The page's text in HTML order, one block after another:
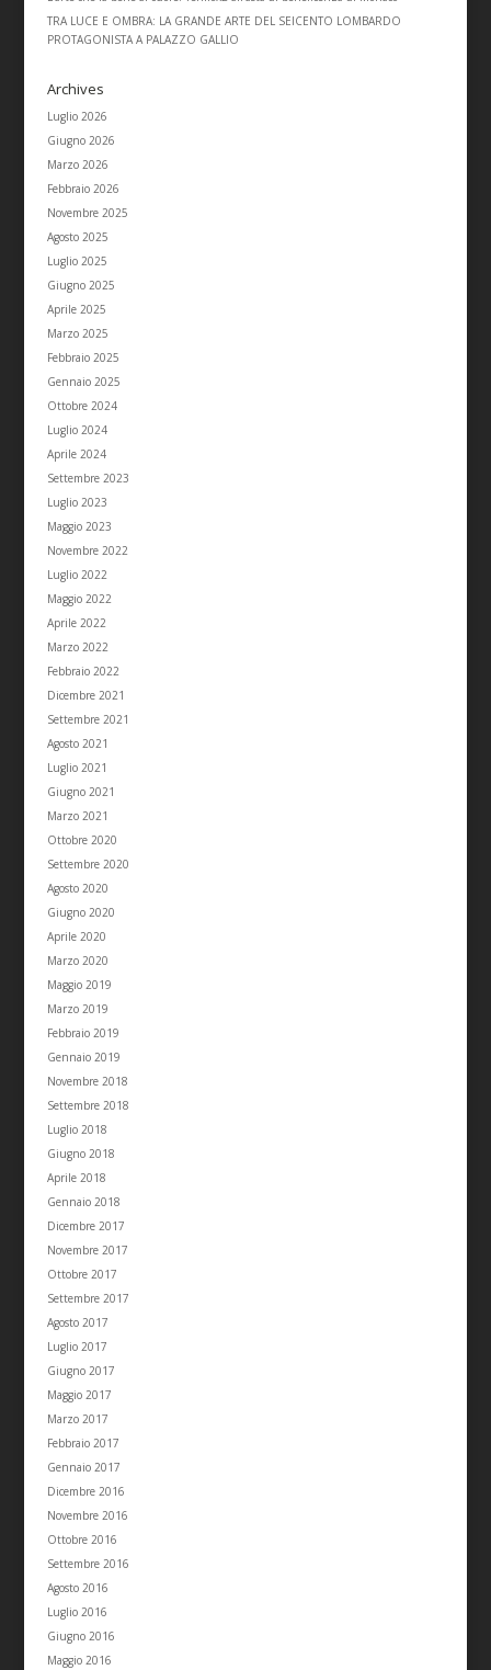
TRA LUCE E OMBRA: LA GRANDE ARTE DEL SEICENTO LOMBARDO
PROTAGONISTA A PALAZZO GALLIO
Archives
Luglio 2026
Giugno 2026
Marzo 2026
Febbraio 2026
Novembre 2025
Agosto 2025
Luglio 2025
Giugno 2025
Aprile 2025
Marzo 2025
Febbraio 2025
Gennaio 2025
Ottobre 2024
Luglio 2024
Aprile 2024
Settembre 2023
Luglio 2023
Maggio 2023
Novembre 2022
Luglio 2022
Maggio 2022
Aprile 2022
Marzo 2022
Febbraio 2022
Dicembre 2021
Settembre 2021
Agosto 2021
Luglio 2021
Giugno 2021
Marzo 2021
Ottobre 2020
Settembre 2020
Agosto 2020
Giugno 2020
Aprile 2020
Marzo 2020
Maggio 2019
Marzo 2019
Febbraio 2019
Gennaio 2019
Novembre 2018
Settembre 2018
Luglio 2018
Giugno 2018
Aprile 2018
Gennaio 2018
Dicembre 2017
Novembre 2017
Ottobre 2017
Settembre 2017
Agosto 2017
Luglio 2017
Giugno 2017
Maggio 2017
Marzo 2017
Febbraio 2017
Gennaio 2017
Dicembre 2016
Novembre 2016
Ottobre 2016
Settembre 2016
Agosto 2016
Luglio 2016
Giugno 2016
Maggio 2016